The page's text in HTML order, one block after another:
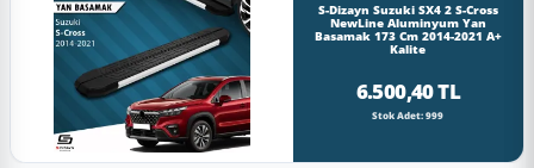
S-Dizayn Suzuki SX4 2 S-Cross
NewLine Aluminyum Yan
Basamak 173 Cm 2014-2021 A+
Kalite
6.500,40 TL
Stok Adet: 999